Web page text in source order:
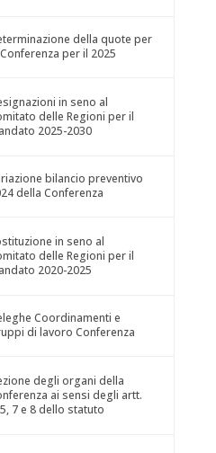
della quote per
per il 2025
in seno al
delle Regioni per il
2025-2030
bilancio preventivo
della Conferenza
in seno al
delle Regioni per il
2020-2025
Coordinamenti e
di lavoro Conferenza
degli organi della
ai sensi degli artt.
7 e 8 dello statuto